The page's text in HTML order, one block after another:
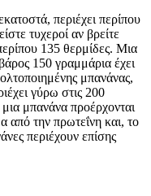
περιέχει περίπου
τυχεροί αν βρείτε
135 θερμίδες. Μια
150 γραμμάρια έχει
μπανάνας,
γύρω στις 200
μπανάνα προέρχονται
από την πρωτεΐνη και, το
περιέχουν επίσης